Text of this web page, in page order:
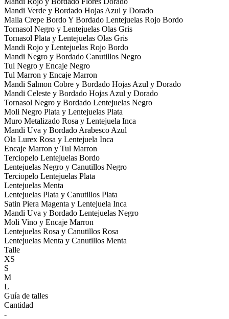
Mandi Verde y Bordado Hojas Azul y Dorado
Malla Crepe Bordo Y Bordado Lentejuelas Rojo Bordo
Tornasol Negro y Lentejuelas Olas Gris
Tornasol Plata y Lentejuelas Olas Gris
Mandi Rojo y Lentejuelas Rojo Bordo
Mandi Negro y Bordado Canutillos Negro
Tul Negro y Encaje Negro
Tul Marron y Encaje Marron
Mandi Salmon Cobre y Bordado Hojas Azul y Dorado
Mandi Celeste y Bordado Hojas Azul y Dorado
Tornasol Negro y Bordado Lentejuelas Negro
Moli Negro Plata y Lentejuelas Plata
Muro Metalizado Rosa y Lentejuela Inca
Mandi Uva y Bordado Arabesco Azul
Ola Lurex Rosa y Lentejuela Inca
Encaje Marron y Tul Marron
Terciopelo Lentejuelas Bordo
Lentejuelas Negro y Canutillos Negro
Terciopelo Lentejuelas Plata
Lentejuelas Menta
Lentejuelas Plata y Canutillos Plata
Satin Piera Magenta y Lentejuela Inca
Mandi Uva y Bordado Lentejuelas Negro
Moli Vino y Encaje Marron
Lentejuelas Rosa y Canutillos Rosa
Lentejuelas Menta y Canutillos Menta
Talle
XS
S
M
L
Guía de talles
Cantidad
-